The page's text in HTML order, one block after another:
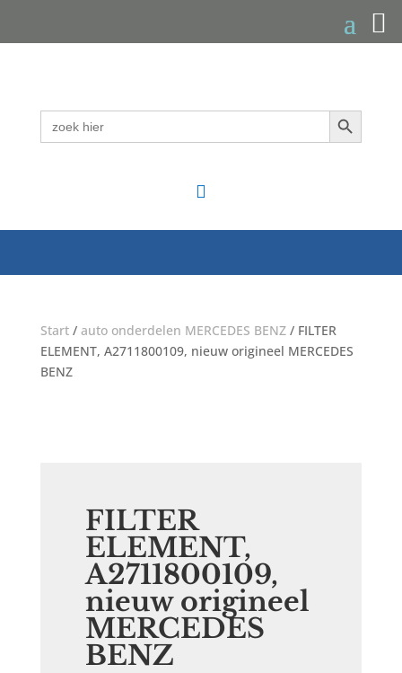
Zoek
naar:
Zoekknop

Start/ auto onderdelen MERCEDES BENZ/ FILTER
ELEMENT, A2711800109, nieuw origineel MERCEDES
BENZ
FILTER
ELEMENT,
A2711800109,
nieuw origineel
MERCEDES
BENZ